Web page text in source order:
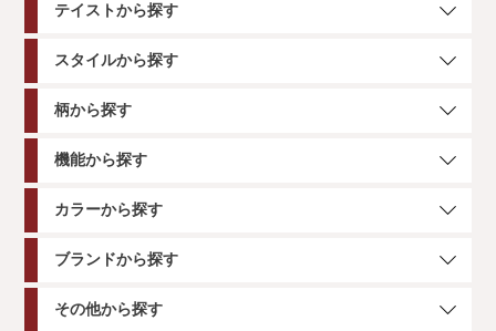
テイストから探す
スタイルから探す
柄から探す
機能から探す
カラーから探す
ブランドから探す
その他から探す